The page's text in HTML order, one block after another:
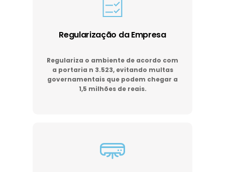
Regularização da Empresa
Regulariza o ambiente de acordo com
a portaria n 3.523, evitando multas
governamentais que podem chegar a
1,5 milhões de reais.